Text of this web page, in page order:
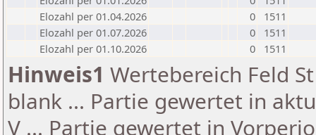
Elozahl per 01.04.2026
0
1511
Elozahl per 01.07.2026
0
1511
Elozahl per 01.10.2026
0 1511
Hinweis1 Wertebereich Feld
blank ... Partie gewertet in
V ... Partie gewertet in